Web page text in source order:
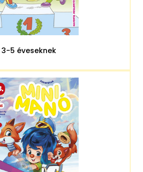
3-5 éveseknek